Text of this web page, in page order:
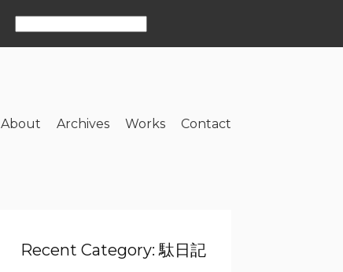
About Archives Works Contact
Recent Category: 駄日記